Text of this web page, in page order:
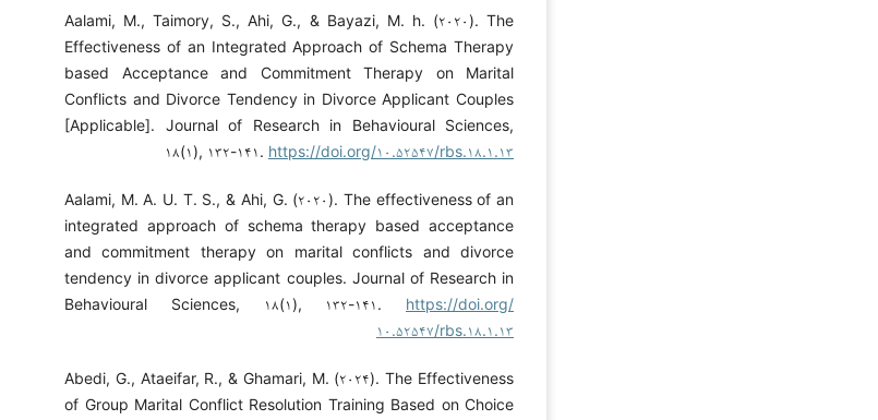
Aalami, M., Taimory, S., Ahi, G., & Bayazi, M. h. (۲۰۲۰). The
Effectiveness of an Integrated Approach of Schema Therapy
based Acceptance and Commitment Therapy on Marital
Conflicts and Divorce Tendency in Divorce Applicant Couples
[Applicable]. Journal of Research in Behavioural Sciences,
۱۸(۱), ۱۳۲-۱۴۱. https://doi.org/۱۰.۵۲۵۴۷/rbs.۱۸.۱.۱۳
Aalami, M. A. U. T. S., & Ahi, G. (۲۰۲۰). The effectiveness of an
integrated approach of schema therapy based acceptance
and commitment therapy on marital conflicts and divorce
tendency in divorce applicant couples. Journal of Research in
Behavioural Sciences, ۱۸(۱), ۱۳۲-۱۴۱. https://doi.org/
۱۰.۵۲۵۴۷/rbs.۱۸.۱.۱۳
Abedi, G., Ataeifar, R., & Ghamari, M. (۲۰۲۴). The Effectiveness
of Group Marital Conflict Resolution Training Based on Choice